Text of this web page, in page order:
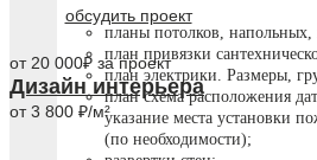
обсудить проект
от 20 000₽ за проект
Дизайн интерьера
от 3 800 ₽/м²
планы потолков,
план привязки
план электрики. Размеры,
план схема расположения
указание места установки
(по необходимости);